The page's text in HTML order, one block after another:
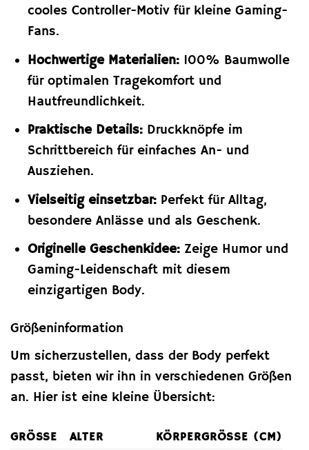
cooles Controller-Motiv für kleine Gaming-
Fans.
Hochwertige Materialien:100% Baumwolle
für optimalen Tragekomfort und
Hautfreundlichkeit.
Praktische Details:Druckknöpfe im
Schrittbereich für einfaches An- und
Ausziehen.
Vielseitig einsetzbar:Perfekt für Alltag,
besondere Anlässe und als Geschenk.
Originelle Geschenkidee:Zeige Humor und
Gaming-Leidenschaft mit diesem
einzigartigen Body.
Größeninformation
Um sicherzustellen, dass der Body perfekt
passt, bieten wir ihn in verschiedenen Größen
an. Hier ist eine kleine Übersicht:
GRÖSSE ALTER
KÖRPERGRÖSSE (CM)